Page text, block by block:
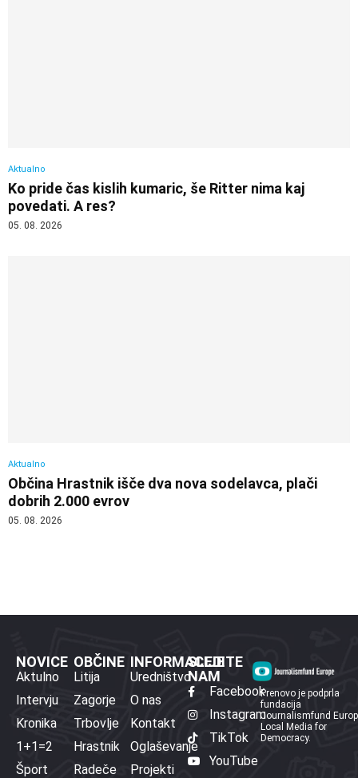
Aktualno
Ko pride čas kislih kumaric, še Ritter nima kaj
povedati. A res?
05. 08. 2026
Aktualno
Občina Hrastnik išče dva nova sodelavca, plači
dobrih 2.000 evrov
05. 08. 2026
NOVICE
Aktulno
Intervju
Kronika
1+1=2
Šport
OBČINE
Litija
Zagorje
Trbovlje
Hrastnik
Radeče
INFORMACIJE
Uredništvo
O nas
Kontakt
Oglaševanje
Projekti
SLEDITE
NAM
Facebook
Instagram
TikTok
YouTube
Prenovo je podprla
fundacija
Journalismfund
Local Media for
Democracy.